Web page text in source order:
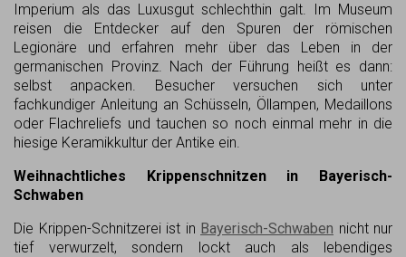
Imperium als das Luxusgut schlechthin galt. Im Museum
reisen die Entdecker auf den Spuren der römischen
Legionäre und erfahren mehr über das Leben in der
germanischen Provinz. Nach der Führung heißt es dann:
selbst anpacken. Besucher versuchen sich unter
fachkundiger Anleitung an Schüsseln, Öllampen, Medaillons
oder Flachreliefs und tauchen so noch einmal mehr in die
hiesige Keramikkultur der Antike ein.
Weihnachtliches Krippenschnitzen in Bayerisch-
Schwaben
Die Krippen-Schnitzerei ist in Bayerisch-Schwaben nicht nur
tief verwurzelt, sondern lockt auch als lebendiges